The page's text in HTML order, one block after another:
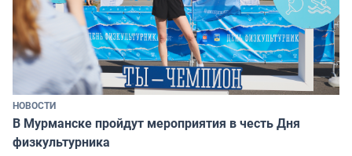
НОВОСТИ
В Мурманске пройдут мероприятия в честь Дня
физкультурника